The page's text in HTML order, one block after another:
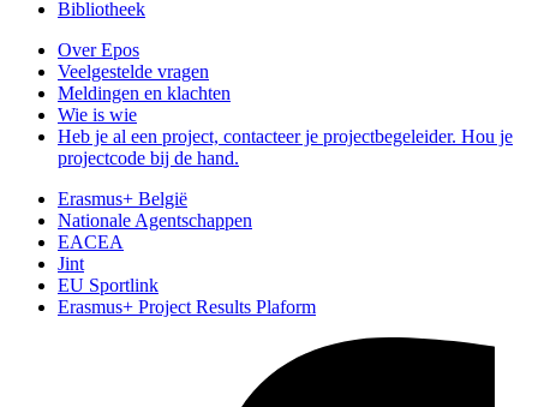
Bibliotheek
Over Epos
Veelgestelde vragen
Meldingen en klachten
Wie is wie
Heb je al een project, contacteer je projectbegeleider. Hou je
projectcode bij de hand.
Erasmus+ België
Nationale Agentschappen
EACEA
Jint
EU Sportlink
Erasmus+ Project Results Plaform